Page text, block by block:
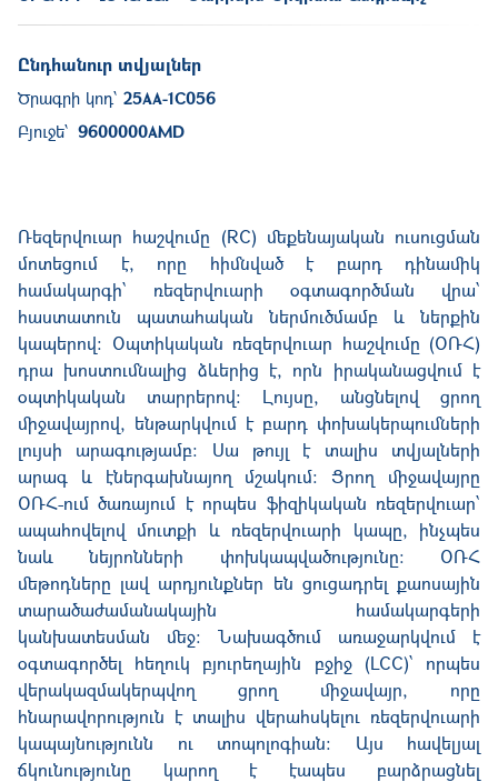
Ընդհանուր տվյալներ
Ծրագրի կոդ՝ 25AA-1C056
Բյուջե՝ 9600000AMD
Ռեզերվուար հաշվումը (RC) մեքենայական ուսուցման
մոտեցում է, որը հիմնված է բարդ դինամիկ
համակարգի՝ ռեզերվուարի օգտագործման վրա՝
հաստատուն պատահական ներմուծմամբ և ներքին
կապերով։ Օպտիկական ռեզերվուար հաշվումը (ՕՌՀ)
դրա խոստումնալից ձևերից է, որն իրականացվում է
օպտիկական տարրերով։ Լույսը, անցնելով ցրող
միջավայրով, ենթարկվում է բարդ փոխակերպումների
լույսի արագությամբ։ Սա թույլ է տալիս տվյալների
արագ և էներգախնայող մշակում։ Ցրող միջավայրը
ՕՌՀ-ում ծառայում է որպես ֆիզիկական ռեզերվուար՝
ապահովելով մուտքի և ռեզերվուարի կապը, ինչպես
նաև նեյրոնների փոխկապվածությունը։ ՕՌՀ
մեթոդները լավ արդյունքներ են ցուցադրել քաոսային
տարածաժամանակային համակարգերի
կանխատեսման մեջ։ Նախագծում առաջարկվում է
օգտագործել հեղուկ բյուրեղային բջիջ (LCC)՝ որպես
վերակազմակերպվող ցրող միջավայր, որը
հնարավորություն է տալիս վերահսկելու ռեզերվուարի
կապայնությունն ու տոպոլոգիան։ Այս հավելյալ
ճկունությունը կարող է էապես բարձրացնել